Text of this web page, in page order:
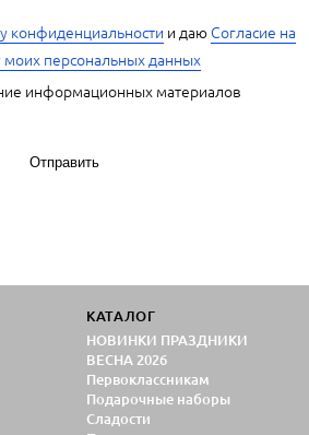
конфиденциальности и даю Согласие на
моих персональных данных
информационных материалов
Отправить
КАТАЛОГ
НОВИНКИ ПРАЗДНИКИ
ВЕСНА 2026
Первоклассникам
Подарочные наборы
Сладости